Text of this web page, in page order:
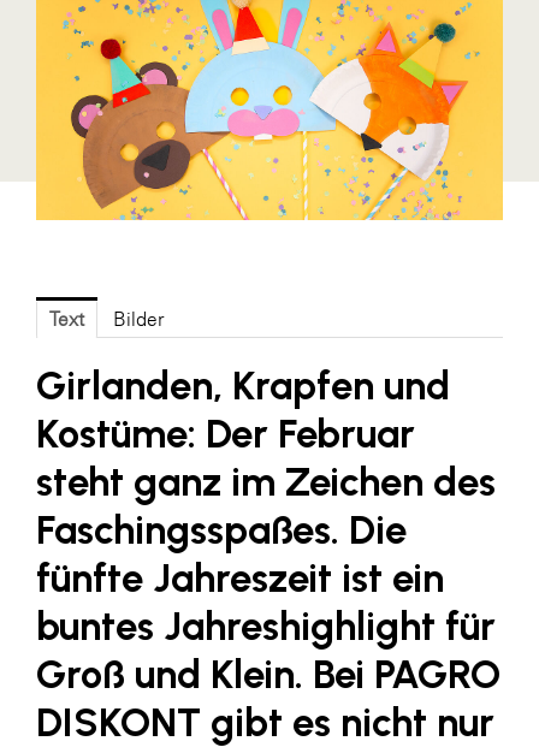
Blaguss
Bundesverband Sonnenschutztechnik
Cineplexx
Colmobil Austria
Controller Institut
DOMOFERM
Essity
FG UBIT Salzburg
foodaffairs
Fressnapf
FRoSTA
FV Energierohstoff & Kraftstoff
Gardena
Gas Connect Austria
Text Bilder
Girlanden, Krapfen und
Kostüme: Der Februar
steht ganz im Zeichen des
Faschingsspaßes. Die
fünfte Jahreszeit ist ein
buntes Jahreshighlight für
Groß und Klein. Bei PAGRO
DISKONT gibt es nicht nur